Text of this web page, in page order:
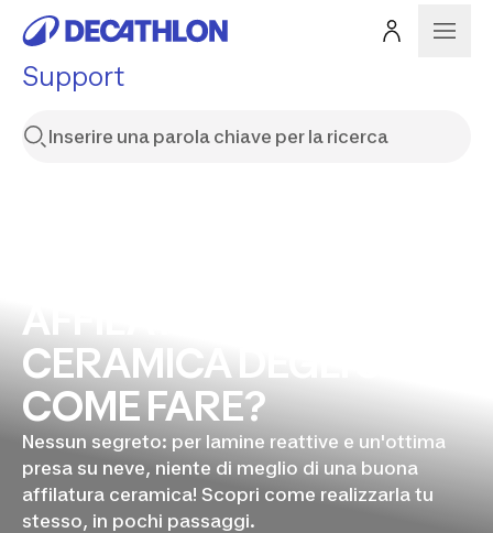
Support
AFFILATURA
CERAMICA DEGLI SCI,
COME FARE?
Nessun segreto: per lamine reattive e un'ottima
presa su neve, niente di meglio di una buona
affilatura ceramica! Scopri come realizzarla tu
stesso, in pochi passaggi.